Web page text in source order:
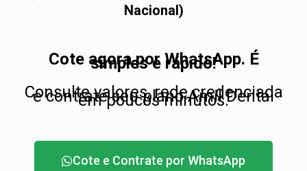
Nacional)
Cote agora por WhatsApp. É
simples e rápido!
Consulte valores, rede credenciada
e contrate seu plano Amil Dental
em poucos minutos.
Cote e Contrate por WhatsApp